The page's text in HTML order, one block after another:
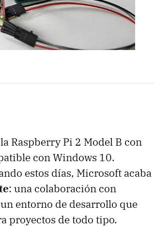
la Raspberry Pi 2 Model B con
con Windows 10.
estos días, Microsoft acaba
: una colaboración con
entorno de desarrollo que
proyectos de todo tipo.